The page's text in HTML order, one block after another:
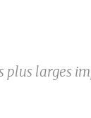
larges